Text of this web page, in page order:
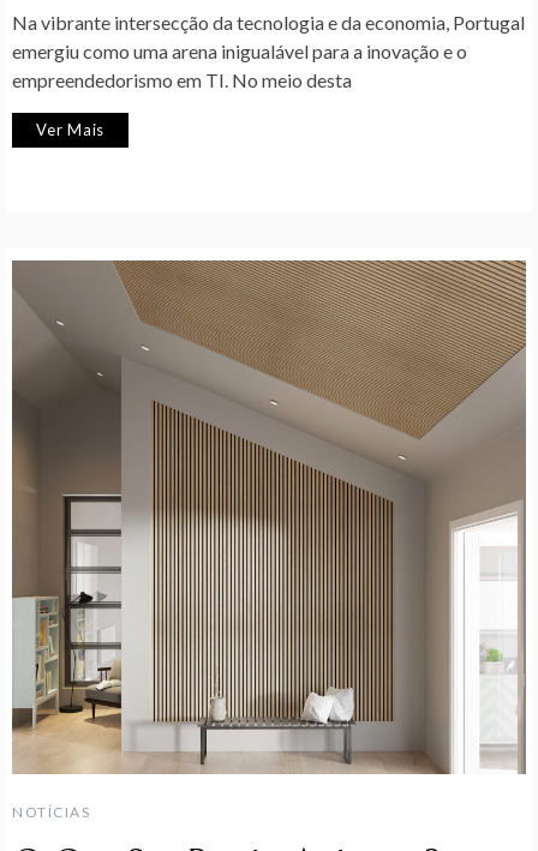
Na vibrante intersecção da tecnologia e da economia, Portugal
emergiu como uma arena inigualável para a inovação e o
empreendedorismo em TI. No meio desta
Ver Mais
NOTÍCIAS